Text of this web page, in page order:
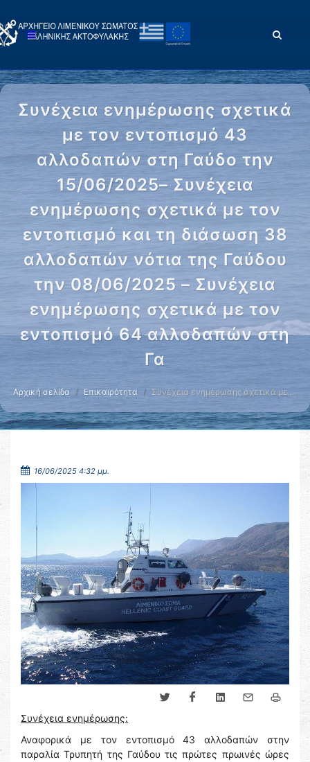
Συνέχεια ενημέρωσης σχετικά
με τον εντοπισμό 43
αλλοδαπών στη Γαύδο την
15/06/2025– Συνέχεια
ενημέρωσης σχετικά με τον
εντοπισμό και τη διάσωση 38
αλλοδαπών νότια της Γαύδου
την 08/06/2025 – Συνέχεια
ενημέρωσης σχετικά με τον
εντοπισμό 64 αλλοδαπών στη
Γα
Αρχική σελίδα Επικαιρότητα Συνέχεια ενημέρωσης σχετικά με …
16/06/2025 4:32 μμ.
Συνέχεια ενημέρωσης:
Αναφορικά με τον εντοπισμό 43 αλλοδαπών στην
παραλία Τρυπητή της Γαύδου τις πρώτες πρωινές ώρες